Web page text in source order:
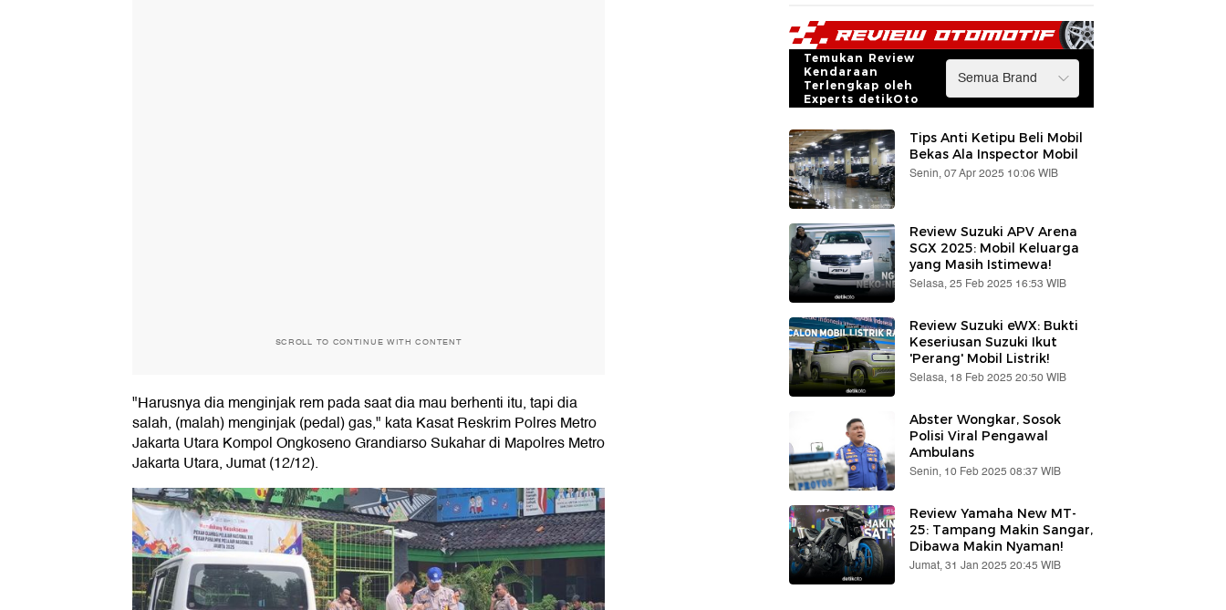
SCROLL TO CONTINUE WITH CONTENT
"Harusnya dia menginjak rem pada saat dia mau berhenti itu, tapi dia
salah, (malah) menginjak (pedal) gas," kata Kasat Reskrim Polres Metro
Jakarta Utara Kompol Ongkoseno Grandiarso Sukahar di Mapolres Metro
Jakarta Utara, Jumat (12/12).
Temukan Review
Kendaraan
Terlengkap oleh
Experts detikOto
Tips Anti Ketipu Beli Mobil
Bekas Ala Inspector Mobil
Senin, 07 Apr 2025 10:06 WIB
Review Suzuki APV Arena
SGX 2025: Mobil Keluarga
yang Masih Istimewa!
Selasa, 25 Feb 2025 16:53 WIB
Review Suzuki eWX: Bukti
Keseriusan Suzuki Ikut
'Perang' Mobil Listrik!
Selasa, 18 Feb 2025 20:50 WIB
Abster Wongkar, Sosok
Polisi Viral Pengawal
Ambulans
Senin, 10 Feb 2025 08:37 WIB
Review Yamaha New MT-
25: Tampang Makin Sangar,
Dibawa Makin Nyaman!
Jumat, 31 Jan 2025 20:45 WIB